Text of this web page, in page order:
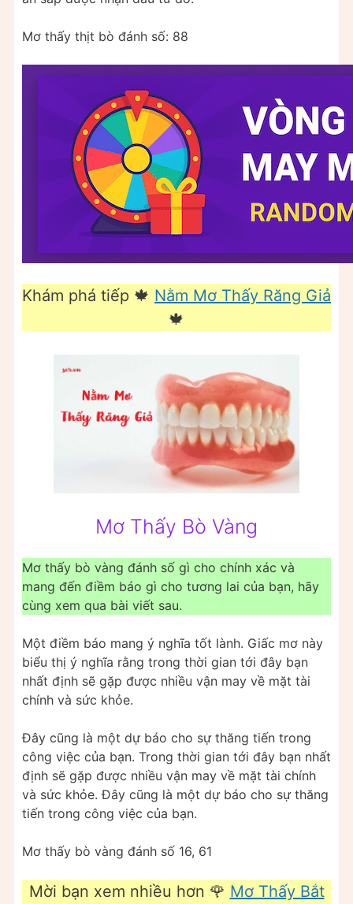
Mơ thấy thịt bò đánh số: 88
Khám phá tiếp 🍁 Nằm Mơ Thấy Răng Giả
🍁
Mơ Thấy Bò Vàng
Mơ thấy bò vàng đánh số gì cho chính xác và
mang đến điềm báo gì cho tương lai của bạn, hãy
cùng xem qua bài viết sau.
Một điềm báo mang ý nghĩa tốt lành. Giấc mơ này
biểu thị ý nghĩa rằng trong thời gian tới đây bạn
nhất định sẽ gặp được nhiều vận may về mặt tài
chính và sức khỏe.
Đây cũng là một dự báo cho sự thăng tiến trong
công việc của bạn. Trong thời gian tới đây bạn nhất
định sẽ gặp được nhiều vận may về mặt tài chính
và sức khỏe. Đây cũng là một dự báo cho sự thăng
tiến trong công việc của bạn.
Mơ thấy bò vàng đánh số 16, 61
Mời bạn xem nhiều hơn 🌹 Mơ Thấy Bắt